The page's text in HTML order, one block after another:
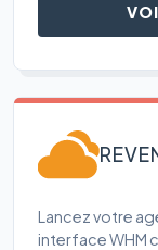
Lancez votre
interface WHM